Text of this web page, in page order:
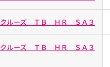
クルーズ ＴＢ ＨＲ ＳＡ３
クルーズ ＴＢ ＨＲ ＳＡ３